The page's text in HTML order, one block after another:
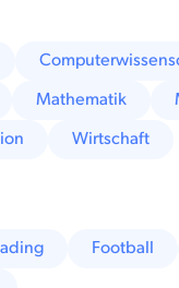
Mathematik
Wirtschaft
Football